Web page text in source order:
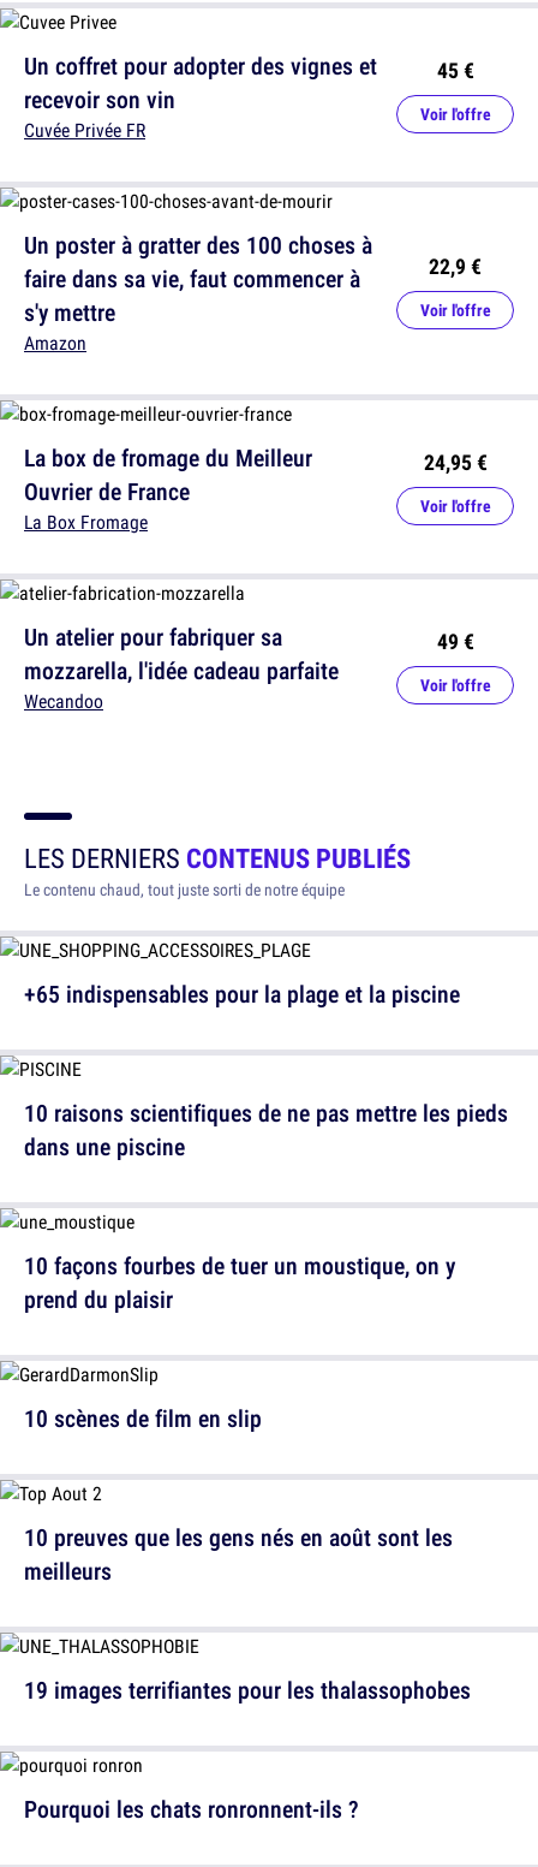
Un poster à gratter des 100 choses à
faire dans sa vie, faut commencer à
s'y mettre
Amazon
22,9 €
Voir l'offre
Un atelier pour fabriquer sa
mozzarella, l'idée cadeau parfaite
Wecandoo
49 €
Voir l'offre
Un coffret pour adopter des vignes et
recevoir son vin
Cuvée Privée FR
45 €
Voir l'offre
La box de fromage du Meilleur
Ouvrier de France
La Box Fromage
24,95 €
Voir l'offre
LES DERNIERS CONTENUS PUBLIÉS
Le contenu chaud, tout juste sorti de notre équipe
+65 indispensables pour la plage et la piscine
10 façons fourbes de tuer un moustique, on y
prend du plaisir
10 preuves que les gens nés en août sont les
meilleurs
Pourquoi les chats ronronnent-ils ?
10 raisons scientifiques de ne pas mettre les pieds
dans une piscine
10 scènes de film en slip
19 images terrifiantes pour les thalassophobes